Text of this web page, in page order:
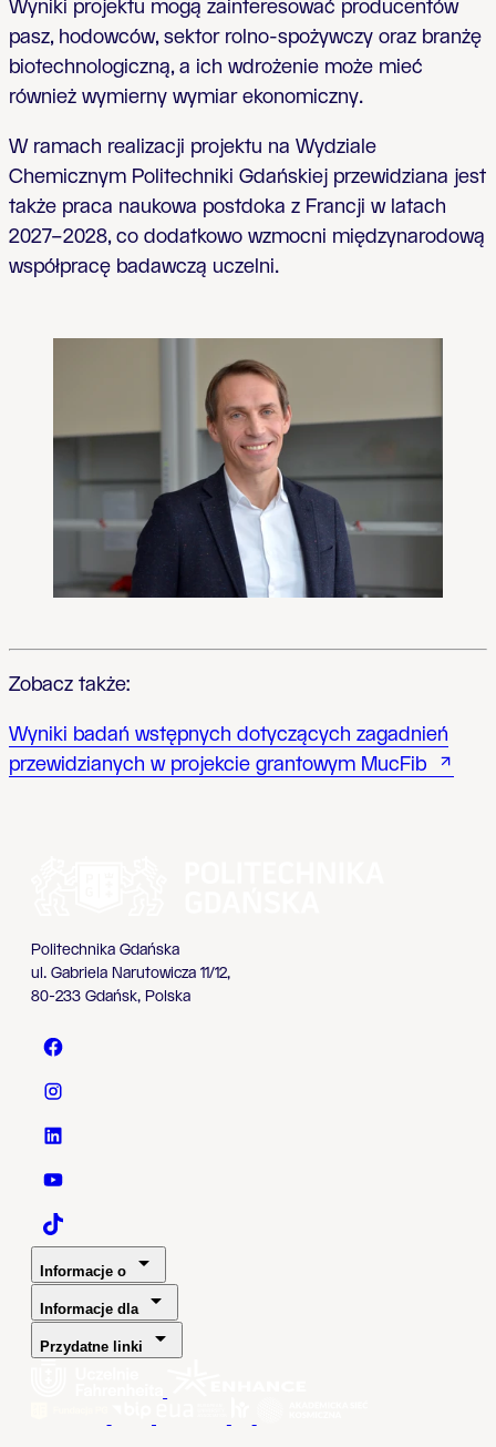
Wyniki projektu mogą zainteresować producentów
pasz, hodowców, sektor rolno-spożywczy oraz branżę
biotechnologiczną, a ich wdrożenie może mieć
również wymierny wymiar ekonomiczny.
W ramach realizacji projektu na Wydziale
Chemicznym Politechniki Gdańskiej przewidziana jest
także praca naukowa postdoka z Francji w latach
2027–2028, co dodatkowo wzmocni międzynarodową
współpracę badawczą uczelni.
Zobacz także:
Wyniki badań wstępnych dotyczących zagadnień
przewidzianych w projekcie grantowym MucFib
Politechnika Gdańska
ul. Gabriela Narutowicza 11/12,
80-233 Gdańsk, Polska
Politechnika Gdańska - Facebook
Politechnika Gdańska - Instagram
Politechnika Gdańska - LinkedIn
Politechnika Gdańska - YouTube
Politechnika Gdańska - TaikTok
Informacje o
Informacje dla
Przydatne linki